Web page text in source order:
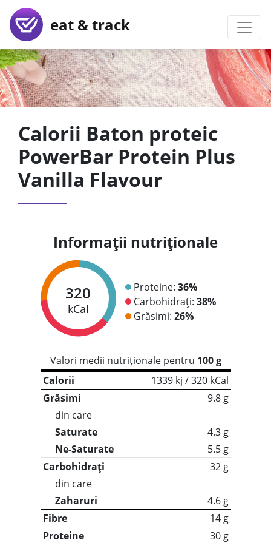
eat & track
Calorii Baton proteic
PowerBar Protein Plus
Vanilla Flavour
Informații nutriționale
320
kCal
Proteine: 36%
Carbohidrați: 38%
Grăsimi: 26%
Valori medii nutriționale pentru 100 g
Calorii
1339 kj / 320 kCal
Grăsimi
9.8 g
din care
Saturate
4.3 g
Ne-Saturate
5.5 g
Carbohidrați
32 g
din care
Zaharuri
4.6 g
Fibre
14 g
Proteine
30 g